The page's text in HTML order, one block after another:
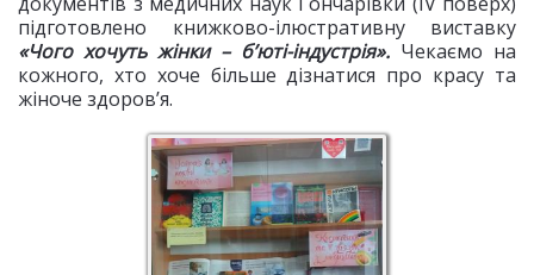
підготовлено книжково-ілюстративну виставку
«Чого хочуть жінки – б’юті-індустрія». Чекаємо на
кожного, хто хоче більше дізнатися про красу та
жіноче здоров’я.